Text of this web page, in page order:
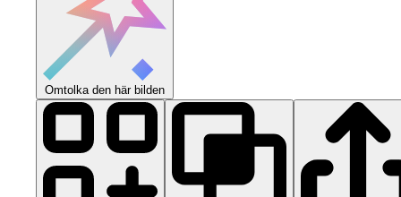
Omtolka den här bilden